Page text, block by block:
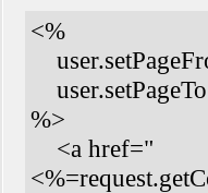
<%
%>
<a href="